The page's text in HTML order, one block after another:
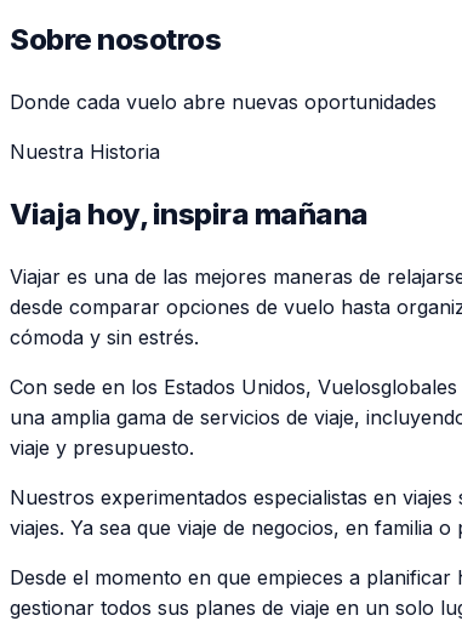
Sobre nosotros
Donde cada vuelo abre nuevas oportunidades
Nuestra Historia
Viaja hoy, inspira mañana
Viajar es una de las mejores maneras de
desde comparar opciones de vuelo hasta
cómoda y sin estrés.
Con sede en los Estados Unidos,
una amplia gama de servicios de viaje,
viaje y presupuesto.
Nuestros experimentados especialistas en
viajes. Ya sea que viaje de negocios, en familia
Desde el momento en que empieces a
gestionar todos sus planes de viaje en un solo